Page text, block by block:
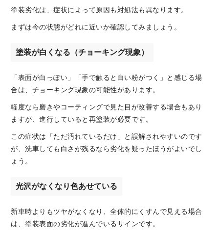
塗装劣化は、症状によって原因も対処法も異なります。
まずは今の状態がどれに近いか確認してみましょう。
塗装が白くなる（チョーキング現象）
「表面が白っぽい」「手で触ると白い粉がつく」と感じる場
合は、チョーキング現象の可能性があります。
軽度なら磨きやコーティングで見た目が改善する場合もあり
ますが、進行していると再塗装が必要です。
この症状は「ただ汚れているだけ」と誤解されやすいのです
が、洗車しても白さが残るなら劣化を疑ったほうがよいでし
ょう。
光沢がなくなり色あせている
新車時よりもツヤがなくなり、全体的にくすんで見える場合
は、塗装表面の劣化が進んでいるサインです。